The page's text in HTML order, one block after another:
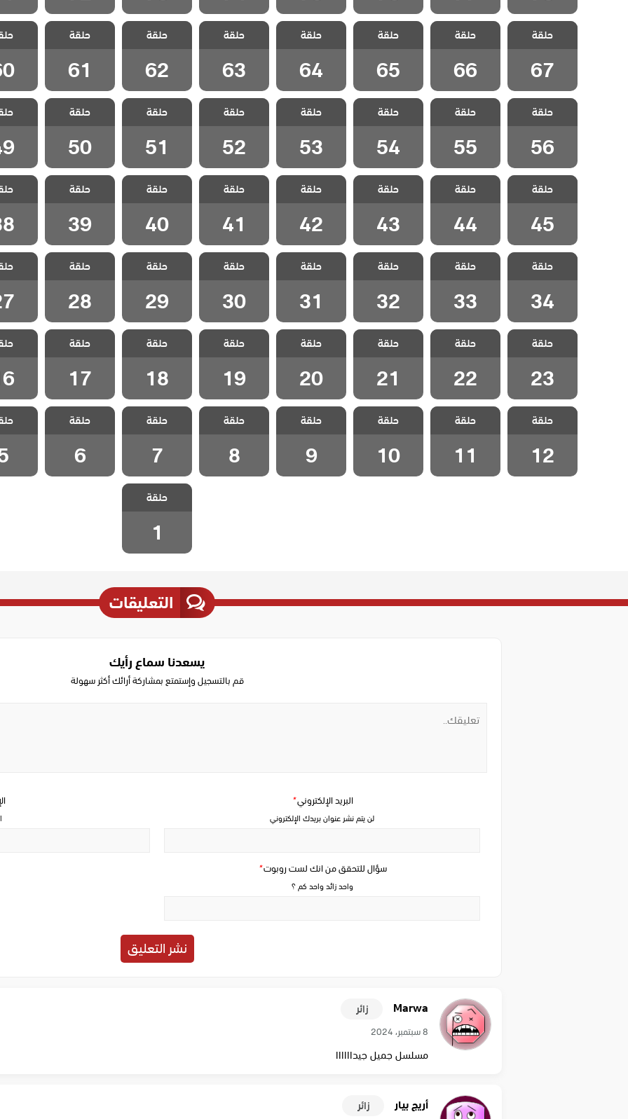
مسلسل متاهة
الحب مدبلج
الحلقة 67
حلقة
67
مسلسل متاهة
الحب مدبلج
الحلقة 66
حلقة
66
مسلسل متاهة
الحب مدبلج
الحلقة 65
حلقة
65
مسلسل متاهة
الحب مدبلج
الحلقة 64
حلقة
64
مسلسل متاهة
الحب مدبلج
الحلقة 63
حلقة
63
مسلسل متاهة
الحب مدبلج
الحلقة 62
حلقة
62
مسلسل متاهة
الحب مدبلج
الحلقة 61
حلقة
61
مسلسل
الحب
مسلسل متاهة
الحب مدبلج
الحلقة 56
حلقة
56
مسلسل متاهة
الحب مدبلج
الحلقة 55
حلقة
55
مسلسل متاهة
الحب مدبلج
الحلقة 54
حلقة
54
مسلسل متاهة
الحب مدبلج
الحلقة 53
حلقة
53
مسلسل متاهة
الحب مدبلج
الحلقة 52
حلقة
52
مسلسل متاهة
الحب مدبلج
الحلقة 51
حلقة
51
مسلسل متاهة
الحب مدبلج
الحلقة 50
حلقة
50
مسلسل
الحب
مسلسل متاهة
الحب مدبلج
الحلقة 45
حلقة
45
مسلسل متاهة
الحب مدبلج
الحلقة 44
حلقة
44
مسلسل متاهة
الحب مدبلج
الحلقة 43
حلقة
43
مسلسل متاهة
الحب مدبلج
الحلقة 42
حلقة
42
مسلسل متاهة
الحب مدبلج
الحلقة 41
حلقة
41
مسلسل متاهة
الحب مدبلج
الحلقة 40
حلقة
40
مسلسل متاهة
الحب مدبلج
الحلقة 39
حلقة
39
مسلسل
الحب
مسلسل متاهة
الحب مدبلج
الحلقة 34
حلقة
34
مسلسل متاهة
الحب مدبلج
الحلقة 33
حلقة
33
مسلسل متاهة
الحب مدبلج
الحلقة 32
حلقة
32
مسلسل متاهة
الحب مدبلج
الحلقة 31
حلقة
31
مسلسل متاهة
الحب مدبلج
الحلقة 30
حلقة
30
مسلسل متاهة
الحب مدبلج
الحلقة 29
حلقة
29
مسلسل متاهة
الحب مدبلج
الحلقة 28
حلقة
28
مسلسل
الحب
مسلسل متاهة
الحب مدبلج
الحلقة 23
حلقة
23
مسلسل متاهة
الحب مدبلج
الحلقة 22
حلقة
22
مسلسل متاهة
الحب مدبلج
الحلقة 21
حلقة
21
مسلسل متاهة
الحب مدبلج
الحلقة 20
حلقة
20
مسلسل متاهة
الحب مدبلج
الحلقة 19
حلقة
19
مسلسل متاهة
الحب مدبلج
الحلقة 18
حلقة
18
مسلسل متاهة
الحب مدبلج
الحلقة 17
حلقة
17
مسلسل
الحب
مسلسل متاهة
الحب مدبلج
الحلقة 12
حلقة
12
مسلسل متاهة
الحب مدبلج
الحلقة 11
حلقة
11
مسلسل متاهة
الحب مدبلج
الحلقة 10
حلقة
10
مسلسل متاهة
الحب مدبلج
الحلقة 9
حلقة
9
مسلسل متاهة
الحب مدبلج
الحلقة 8
حلقة
8
مسلسل متاهة
الحب مدبلج
الحلقة 7
حلقة
7
مسلسل متاهة
الحب مدبلج
الحلقة 6
حلقة
6
مسلسل
الحب
مسلسل متاهة
الحب مدبلج
الحلقة 1
حلقة
1
التعليقات
يسعدنا سماع رأيك
قم بالتسجيل وإستمتع بمشاركة أرائك أكثر سهولة
سؤال للتحقق من انك لست روبوت*
واحد زائد واحد كم ؟
البريد الإلكتروني*
لن يتم نشر عنوان بريدك الإلكتروني
Marwa زائر
8 سبتمبر، 2024
مسلسل جميل جيداااااا
أريج بيار زائر